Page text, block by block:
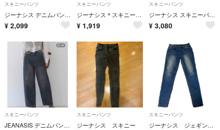
スキニーパンツ
ジーナシス デニムパンツ スキニー フリンジ裾 F 美脚 ストレッチ カジュアル
¥ 2,099
スキニーパンツ
ジーナシス＊スキニーパンツ グレー S 美脚細見え カジュアル 夏 お洒落
¥ 1,919
スキニーパンツ
ジーナシス スキニーパンツ S 白 黒 ストライプ ストレッチ カジュアル 通年
¥ 3,080
スキニーパンツ
JEANASIS デニムパンツ グランジカーブデニ
スキニーパンツ
ジーナシス スキニー
スキニーパンツ
ジーナシス ジェギンス S